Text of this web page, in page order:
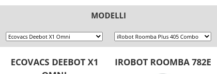
MODELLI
ECOVACS DEEBOT X1
IROBOT ROOMBA 782E